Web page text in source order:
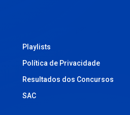
Playlists
Política de Privacidade
Resultados dos Concursos
SAC